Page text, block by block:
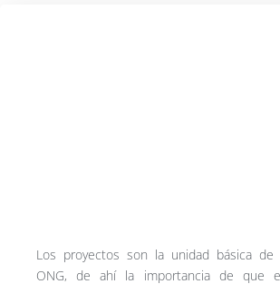
Los proyectos son la unidad básica
ONG, de ahí la importancia de que